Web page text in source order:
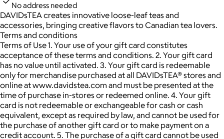
No address needed
DAVIDsTEA creates innovative loose-leaf teas and
accessories, bringing creative flavors to Canadian tea lovers.
Terms and conditions
Terms of Use 1. Your use of your gift card constitutes
acceptance of these terms and conditions. 2. Your gift card
has no value until activated. 3. Your gift card is redeemable
only for merchandise purchased at all DAVIDsTEA® stores and
online at www.davidstea.com and must be presented at the
time of purchase in-stores or redeemed online. 4. Your gift
card is not redeemable or exchangeable for cash or cash
equivalent, except as required by law, and cannot be used for
the purchase of another gift card or to make payment on a
credit account. 5. The purchase of a gift card cannot be used